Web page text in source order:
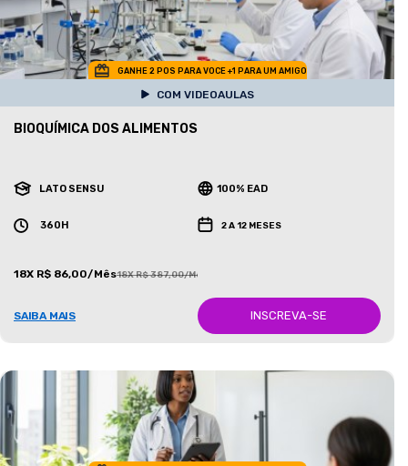
GANHE 2 POS PARA VOCE +1 PARA UM AMIGO
COM VIDEOAULAS
BIOQUÍMICA DOS ALIMENTOS
LATO SENSU 100% EAD
360H 2 A 12 MESES
18X R$ 86,00/Mês18X R$ 387,00/Mês
SAIBA MAIS INSCREVA-SE